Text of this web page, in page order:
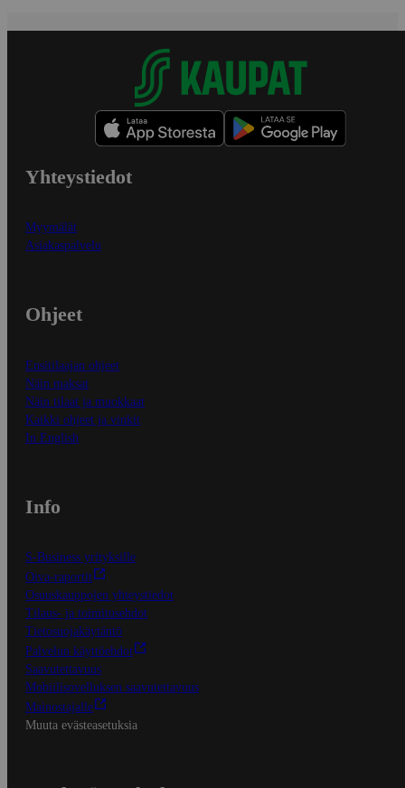
Yhteystiedot
Myymälät
Asiakaspalvelu
Ohjeet
Ensitilaajan ohjeet
Näin maksat
Näin tilaat ja muokkaat
Kaikki ohjeet ja vinkit
In English
Info
S-Business yrityksille
Oiva-raportit
Osuuskauppojen yhteystiedot
Tilaus- ja toimitusehdot
Tietosuojakäytäntö
Palvelun käyttöehdot
Saavutettavuus
Mobiilisovelluksen saavutettavuus
Mainostajalle
Muuta evästeasetuksia